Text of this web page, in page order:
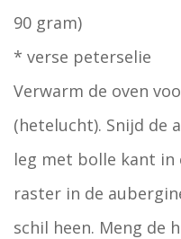
90 gram)
* verse peterselie
Verwarm de oven
(hetelucht). Snijd de
leg met bolle kant in
raster in de
schil heen. Meng de